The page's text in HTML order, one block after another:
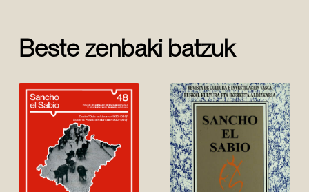
Beste zenbaki batzuk